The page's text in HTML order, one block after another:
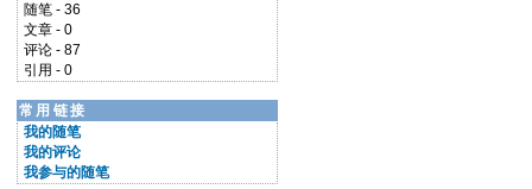
随笔 - 36
文章 - 0
评论 - 87
引用 - 0
常用链接
我的随笔
我的评论
我参与的随笔